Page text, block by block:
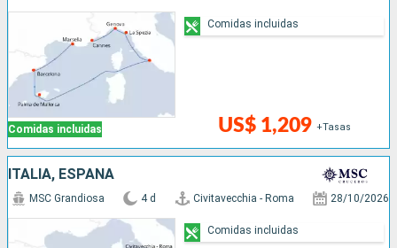
Comidas incluidas US$ 1,209 +Tasas
Comidas incluidas
ITALIA, ESPAÑA
MSC Grandiosa 4 d Civitavecchia - Roma 28/10/2026
Comidas incluidas